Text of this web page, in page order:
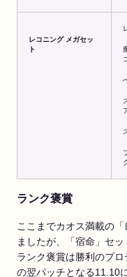
レコニング メガセッ
ト
ランク褒賞
ここまでカオス満載の
ましたが、「宿命」セ
ランク褒賞は勝利のプ
の翌パッチとなる11.10